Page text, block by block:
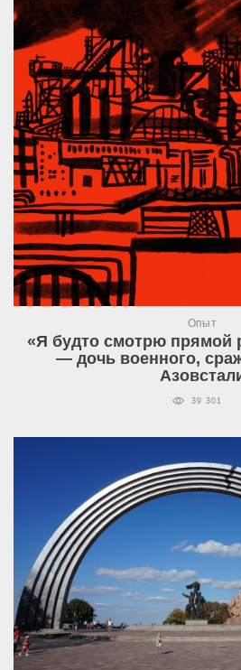
Опыт
«Я будто смотрю прямой
— дочь военного,
39 301